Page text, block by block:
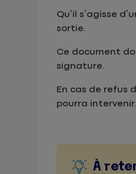
Qu’il s’agisse
sortie.
Ce document
signature.
En cas de refus
pourra
À